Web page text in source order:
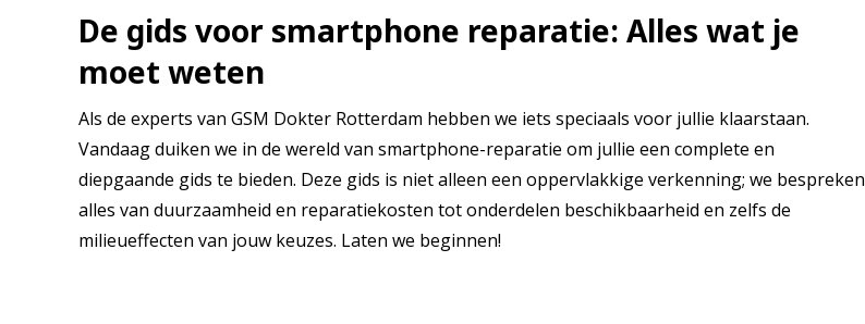
De gids voor smartphone reparatie: Alles wat je
moet weten
Als de experts van GSM Dokter Rotterdam hebben we iets speciaals voor jullie klaarstaan.
Vandaag duiken we in de wereld van smartphone-reparatie om jullie een complete en
diepgaande gids te bieden. Deze gids is niet alleen een oppervlakkige verkenning; we bespreken
alles van duurzaamheid en reparatiekosten tot onderdelen beschikbaarheid en zelfs de
milieueffecten van jouw keuzes. Laten we beginnen!